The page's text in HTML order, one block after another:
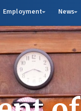
Employment News